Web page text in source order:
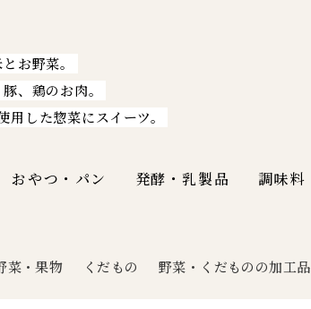
お野菜。
、鶏のお肉。
用した惣菜にスイーツ。
おやつ・パン 発酵・乳製品 調味料
菜・果物 くだもの 野菜・くだものの加工品